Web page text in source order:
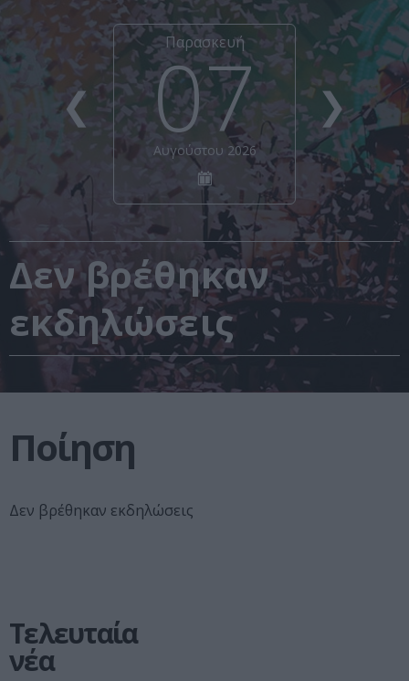
❮ ❯
Παρασκευή
07
Αυγούστου 2026
Δεν βρέθηκαν
εκδηλώσεις
Ποίηση
Δεν βρέθηκαν εκδηλώσεις
Τελευταία
νέα